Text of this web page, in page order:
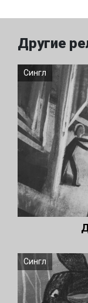
Другие
Сингл
Сингл